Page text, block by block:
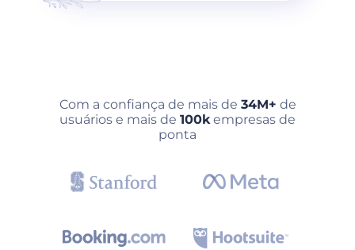
Com a confiança de mais de 34M+ de
usuários e mais de 100kempresas de
ponta